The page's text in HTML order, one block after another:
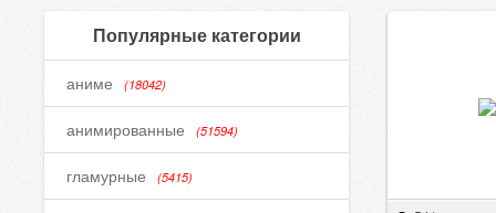
Популярные категории
аниме (18042)
анимированные (51594)
гламурные (5415)